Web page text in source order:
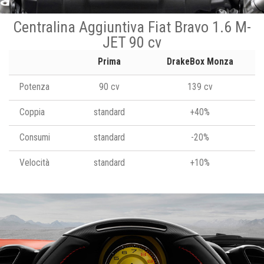
Centralina Aggiuntiva Fiat Bravo 1.6 M-
JET 90 cv
Prima DrakeBox Monza
Potenza 90 cv 139 cv
Coppia standard +40%
Consumi standard -20%
Velocità standard +10%